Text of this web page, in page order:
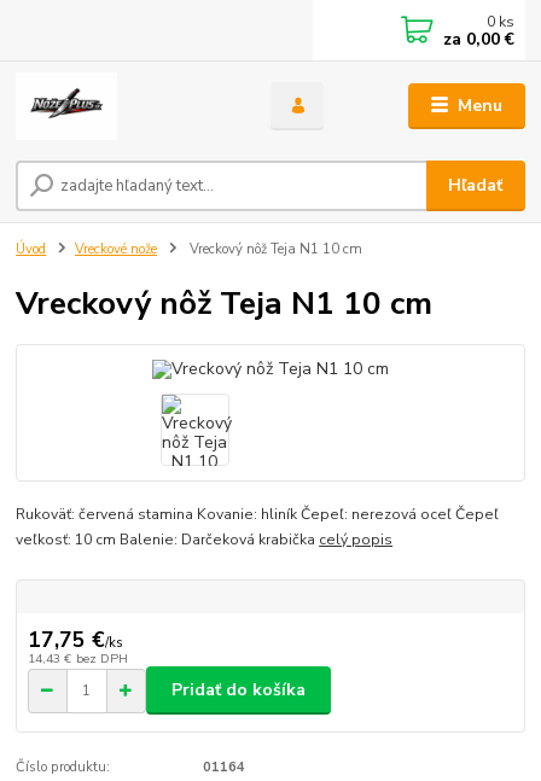
Menu
Hľadať
0 ks
za 0,00 €
Úvod Vreckové nože Vreckový nôž Teja N1 10 cm
Vreckový nôž Teja N1 10 cm
Rukoväť: červená stamina Kovanie: hliník Čepeľ: nerezová oceľ Čepeľ
veľkosť: 10 cm Balenie: Darčeková krabička celý popis
17,75 €/ks
14,43 € bez DPH
Pridať do košíka
Číslo produktu: 01164